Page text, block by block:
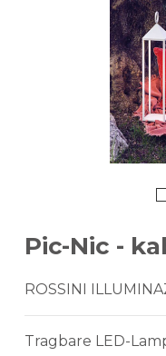
Pic-Nic -
ROSSINI
Tragbare LED-